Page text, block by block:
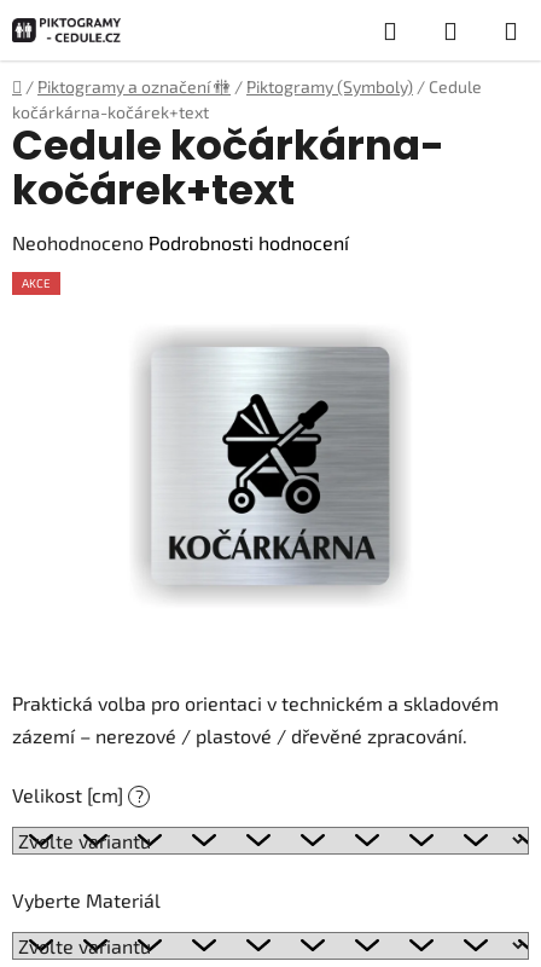
na
obsah
Hledat
KOŠÍK
Domů
/ Piktogramy a označení 🚻 / Piktogramy (Symboly) / Cedule
kočárkárna-kočárek+text
Praktická volba pro orientaci v technickém a skladovém
zázemí – nerezové / plastové / dřevěné zpracování.
Velikost [cm] ?
Vyberte Materiál
Cedule kočárkárna-
kočárek+text
Průměrné
hodnocení
Neohodnoceno Podrobnosti hodnocení
AKCE